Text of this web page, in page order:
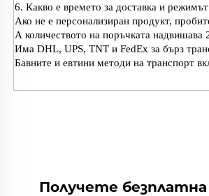
6. Какво е времето за доставка и
Ако не е персонализиран продукт,
А количеството на поръчката
Има DHL, UPS, TNT и FedEx за бърз
Бавните и евтини методи на транспорт
Получете